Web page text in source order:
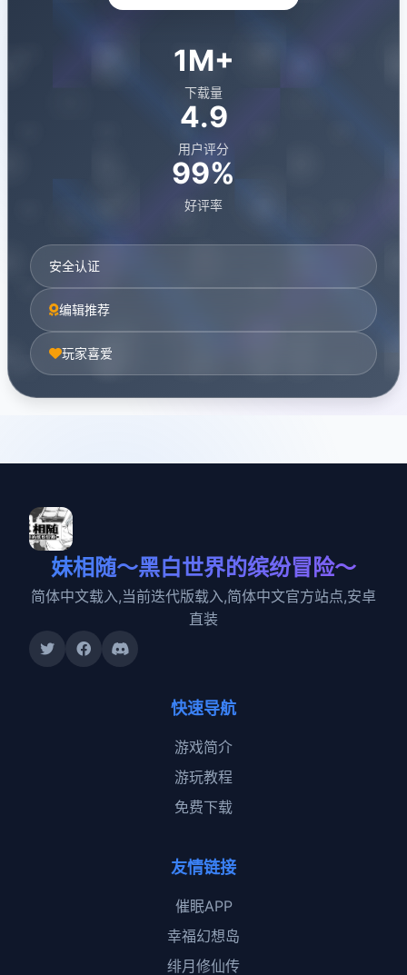
1M+
下载量
4.9
用户评分
99%
好评率
安全认证
编辑推荐
玩家喜爱
妹相随～黑白世界的缤纷冒险～
简体中文载入,当前迭代版载入,简体中文官方站点,安卓
直装
快速导航
游戏简介
游玩教程
免费下载
友情链接
催眠APP
幸福幻想岛
绯月修仙传